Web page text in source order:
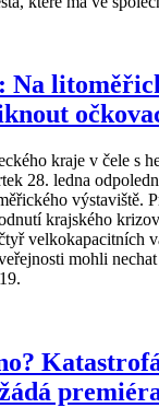
Na
kraje v čele s
28. ledna
výstaviště.
krajského
velkokapacitních
mohli